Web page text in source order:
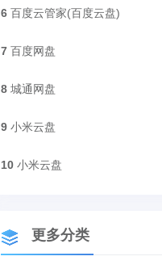
6 百度云管家(百度云盘)
7 百度网盘
8 城通网盘
9 小米云盘
10 小米云盘
更多分类